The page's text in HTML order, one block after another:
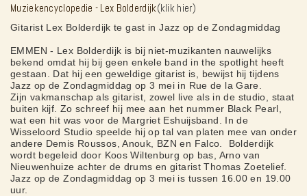
Muziekencyclopedie - Lex Bolderdijk(klik hier)
Gitarist Lex Bolderdijk te gast in Jazz op de Zondagmiddag
EMMEN - Lex Bolderdijk is bij niet-muzikanten nauwelijks
bekend omdat hij bij geen enkele band in the spotlight heeft
gestaan. Dat hij een geweldige gitarist is, bewijst hij tijdens
Jazz op de Zondagmiddag op 3 mei in Rue de la Gare.
Zijn vakmanschap als gitarist, zowel live als in de studio, staat
buiten kijf. Zo schreef hij mee aan het nummer Black Pearl,
wat een hit was voor de Margriet Eshuijsband. In de
Wisseloord Studio speelde hij op tal van platen mee van onder
andere Demis Roussos, Anouk, BZN en Falco. Bolderdijk
wordt begeleid door Koos Wiltenburg op bas, Arno van
Nieuwenhuize achter de drums en gitarist Thomas Zoetelief.
Jazz op de Zondagmiddag op 3 mei is tussen 16.00 en 19.00
uur.